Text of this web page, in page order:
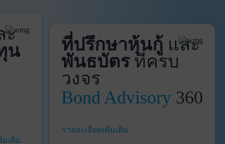
ะ
น
มเติม
ที่ปรึกษาหุ้นกู้ และ
พันธบัตรที่ครบ
วงจร
Bond Advisory360
รายละเอียดเพิ่มเติม